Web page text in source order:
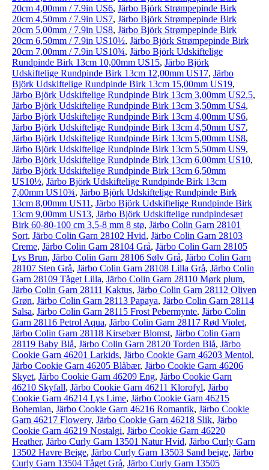
20cm 4,00mm / 7.9in US6, Järbo Björk Strømpepinde Birk
20cm 4,50mm / 7.9in US7, Järbo Björk Strømpepinde Birk
20cm 5,00mm / 7.9in US8, Järbo Björk Strømpepinde Birk
20cm 6,50mm / 7.9in US10½, Järbo Björk Strømpepinde Birk
20cm 7,00mm / 7.9in US10¾, Järbo Björk Udskiftelige
Rundpinde Birk 13cm 10,00mm US15, Järbo Björk
Udskiftelige Rundpinde Birk 13cm 12,00mm US17, Järbo
Björk Udskiftelige Rundpinde Birk 13cm 15,00mm US19,
Järbo Björk Udskiftelige Rundpinde Birk 13cm 3,00mm US2.5,
Järbo Björk Udskiftelige Rundpinde Birk 13cm 3,50mm US4,
Järbo Björk Udskiftelige Rundpinde Birk 13cm 4,00mm US6,
Järbo Björk Udskiftelige Rundpinde Birk 13cm 4,50mm US7,
Järbo Björk Udskiftelige Rundpinde Birk 13cm 5,00mm US8,
Järbo Björk Udskiftelige Rundpinde Birk 13cm 5,50mm US9,
Järbo Björk Udskiftelige Rundpinde Birk 13cm 6,00mm US10,
Järbo Björk Udskiftelige Rundpinde Birk 13cm 6,50mm
US10½, Järbo Björk Udskiftelige Rundpinde Birk 13cm
7,00mm US10¾, Järbo Björk Udskiftelige Rundpinde Birk
13cm 8,00mm US11 , Järbo Björk Udskiftelige Rundpinde Birk
13cm 9,00mm US13, Järbo Björk Udskiftelige rundpindesæt
Birk 60-80-100 cm 3,5-8 mm 8 stø, Järbo Colin Garn 28101
Sort, Järbo Colin Garn 28102 Hvid, Järbo Colin Garn 28103
Creme, Järbo Colin Garn 28104 Grå, Järbo Colin Garn 28105
Lys Brun, Järbo Colin Garn 28106 Sølv Grå, Järbo Colin Garn
28107 Sten Grå, Järbo Colin Garn 28108 Lilla Grå, Järbo Colin
Garn 28109 Tåget Lilla, Järbo Colin Garn 28110 Mørk plum,
Järbo Colin Garn 28111 Kaktus, Järbo Colin Garn 28112 Oliven
Grøn, Järbo Colin Garn 28113 Papaya, Järbo Colin Garn 28114
Salsa, Järbo Colin Garn 28115 Frost Pebermynte, Järbo Colin
Garn 28116 Petrol Aqua, Järbo Colin Garn 28117 Rød Violet,
Järbo Colin Garn 28118 Kirsebær Blomst, Järbo Colin Garn
28119 Baby Blå, Järbo Colin Garn 28120 Torden Blå, Järbo
Cookie Garn 46201 Larkids, Järbo Cookie Garn 46203 Mentol,
Järbo Cookie Garn 46205 Blåbær, Järbo Cookie Garn 46206
Skyet, Järbo Cookie Garn 46209 Eng, Järbo Cookie Garn
46210 Skyfall, Järbo Cookie Garn 46211 Klorofyl, Järbo
Cookie Garn 46214 Lys Lime, Järbo Cookie Garn 46215
Bohemian, Järbo Cookie Garn 46216 Romantik, Järbo Cookie
Garn 46217 Flowery, Järbo Cookie Garn 46218 Slik, Järbo
Cookie Garn 46219 Nostalgi, Järbo Cookie Garn 46220
Heather, Järbo Curly Garn 13501 Natur Hvid, Järbo Curly Garn
13502 Havre Beige, Järbo Curly Garn 13503 Sand beige, Järbo
Curly Garn 13504 Tåget Grå, Järbo Curly Garn 13505